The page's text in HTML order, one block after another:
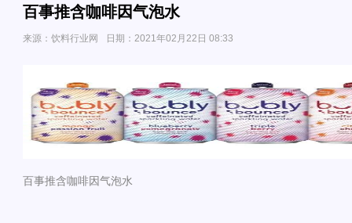
百事推含咖啡因气泡水
来源：饮料行业网 日期：2021年02月22日 08:33
百事推含咖啡因气泡水